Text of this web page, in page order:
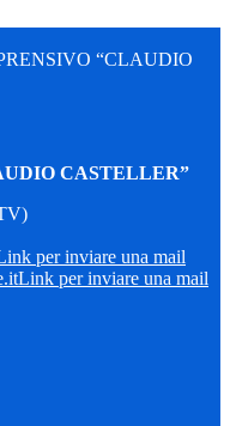
“CLAUDIO
CASTELLER”
per inviare una mail
Link per inviare una mail